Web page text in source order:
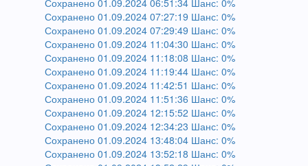
Сохранено 01.09.2024 06:51:34 Шанс: 0%
Сохранено 01.09.2024 07:27:19 Шанс: 0%
Сохранено 01.09.2024 07:29:49 Шанс: 0%
Сохранено 01.09.2024 11:04:30 Шанс: 0%
Сохранено 01.09.2024 11:18:08 Шанс: 0%
Сохранено 01.09.2024 11:19:44 Шанс: 0%
Сохранено 01.09.2024 11:42:51 Шанс: 0%
Сохранено 01.09.2024 11:51:36 Шанс: 0%
Сохранено 01.09.2024 12:15:52 Шанс: 0%
Сохранено 01.09.2024 12:34:23 Шанс: 0%
Сохранено 01.09.2024 13:48:04 Шанс: 0%
Сохранено 01.09.2024 13:52:18 Шанс: 0%